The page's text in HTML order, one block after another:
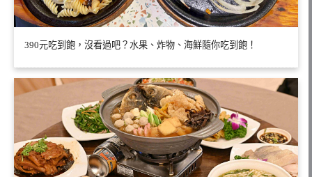
390元吃到飽，沒看過吧？水果、炸物、海鮮隨你吃到飽！